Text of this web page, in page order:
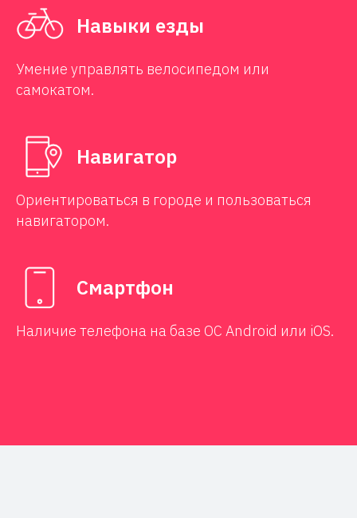
Навыки езды
Умение управлять велосипедом или
самокатом.
Навигатор
Ориентироваться в городе и пользоваться
навигатором.
Смартфон
Наличие телефона на базе ОС Android или iOS.